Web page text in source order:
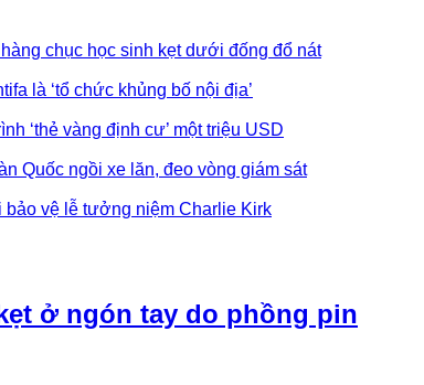
chục học sinh kẹt dưới đống đổ nát
là ‘tổ chức khủng bố nội địa’
‘thẻ vàng định cư’ một triệu USD
Quốc ngồi xe lăn, đeo vòng giám sát
bảo vệ lễ tưởng niệm Charlie Kirk
ở ngón tay do phồng pin